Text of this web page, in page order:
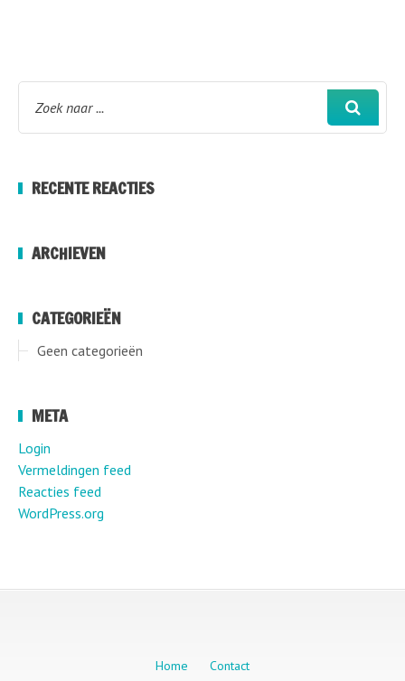
RECENTE REACTIES
ARCHIEVEN
CATEGORIEËN
Geen categorieën
META
Login
Vermeldingen feed
Reacties feed
WordPress.org
Home Contact